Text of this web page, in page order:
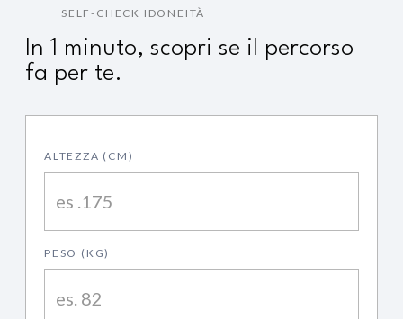
SELF-CHECK IDONEITÀ
In 1 minuto, scopri se il percorso
fa per te.
ALTEZZA (CM)
PESO (KG)